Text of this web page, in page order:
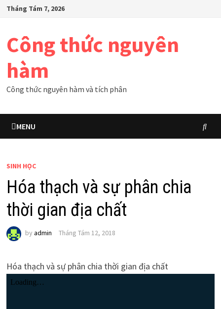
SkipTháng Tám 7, 2026
Công thức nguyên
hàm
Công thức nguyên hàm và tích phân
MENU
SINH HỌC
Hóa thạch và sự phân chia
thời gian địa chất
by admin Tháng Tám 12, 2018
Hóa thạch và sự phân chia thời gian địa chất